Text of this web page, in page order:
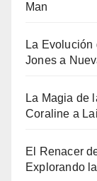
Man
La Evolución
Jones a
La Magia de
Coraline a
El Renacer
Explorando